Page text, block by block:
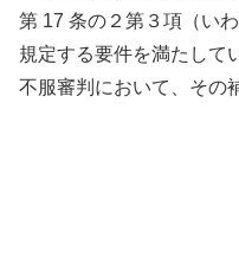
第 17 条の２第３項（い
規定する要件を満たして
不服審判において、その